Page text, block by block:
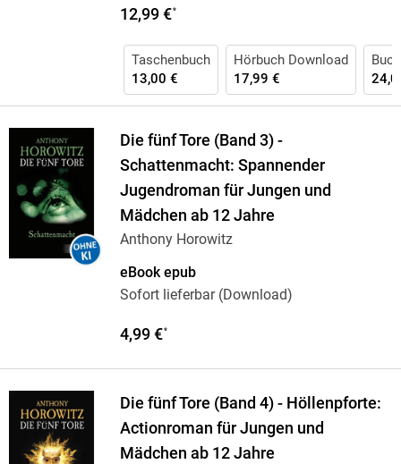
12,99 €*
Taschenbuch
13,00 €
Hörbuch Download
17,99 €
Die fünf Tore (Band 3) -
Schattenmacht: Spannender
Jugendroman für Jungen und
Mädchen ab 12 Jahre
Anthony Horowitz
eBook epub
Sofort lieferbar (Download)
4,99 €*
Die fünf Tore (Band 4) - Höllenpforte:
Actionroman für Jungen und
Mädchen ab 12 Jahre